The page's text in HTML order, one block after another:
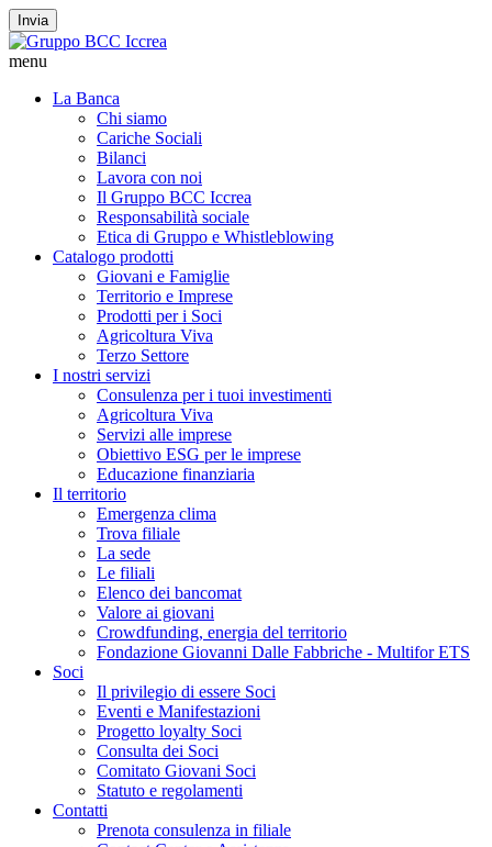
Invia
menu
La Banca
Chi siamo
Cariche Sociali
Bilanci
Lavora con noi
Il Gruppo BCC Iccrea
Responsabilità sociale
Etica di Gruppo e Whistleblowing
Catalogo prodotti
Giovani e Famiglie
Territorio e Imprese
Prodotti per i Soci
Agricoltura Viva
Terzo Settore
I nostri servizi
Consulenza per i tuoi investimenti
Agricoltura Viva
Servizi alle imprese
Obiettivo ESG per le imprese
Educazione finanziaria
Il territorio
Emergenza clima
Trova filiale
La sede
Le filiali
Elenco dei bancomat
Valore ai giovani
Crowdfunding, energia del territorio
Fondazione Giovanni Dalle Fabbriche - Multifor ETS
Soci
Il privilegio di essere Soci
Eventi e Manifestazioni
Progetto loyalty Soci
Consulta dei Soci
Comitato Giovani Soci
Statuto e regolamenti
Contatti
Prenota consulenza in filiale